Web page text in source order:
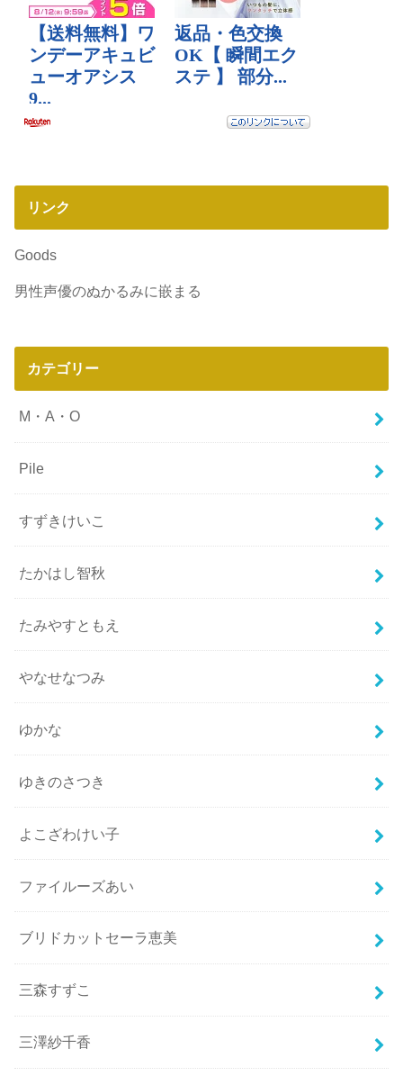
リンク
Goods
男性声優のぬかるみに嵌まる
カテゴリー
M・A・O
Pile
すずきけいこ
たかはし智秋
たみやすともえ
やなせなつみ
ゆかな
ゆきのさつき
よこざわけい子
ファイルーズあい
ブリドカットセーラ恵美
三森すずこ
三澤紗千香